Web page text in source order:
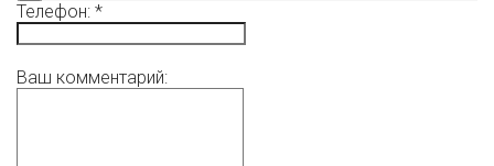
Телефон: *
Ваш комментарий: